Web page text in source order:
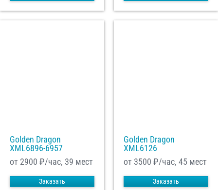
Golden Dragon
XML6896-6957
от 2900 ₽/час, 39 мест
Заказать
Golden Dragon
XML6126
от 3500 ₽/час, 45 мест
Заказать